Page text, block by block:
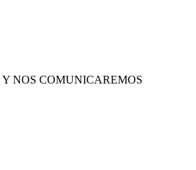
NOS COMUNICAREMOS